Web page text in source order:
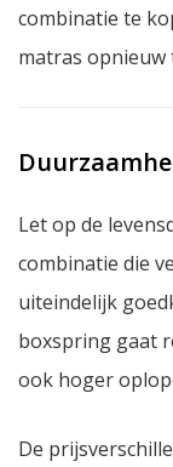
combinatie te
matras opnieuw
Let op de
combinatie die
uiteindelijk
boxspring gaat
ook hoger
De